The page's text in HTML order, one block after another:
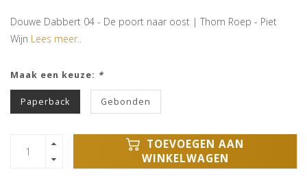
Douwe Dabbert 04 - De poort naar oost | Thom Roep - Piet
Wijn Lees meer..
Maak een keuze: *
Paperback Gebonden
TOEVOEGEN AAN
WINKELWAGEN